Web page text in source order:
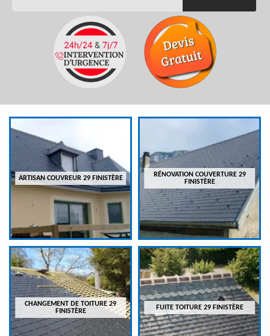
ARTISAN COUVREUR 29 FINISTÈRE
RÉNOVATION COUVERTURE 29
FINISTÈRE
CHANGEMENT DE TOITURE 29
FINISTÈRE
FUITE TOITURE 29 FINISTÈRE